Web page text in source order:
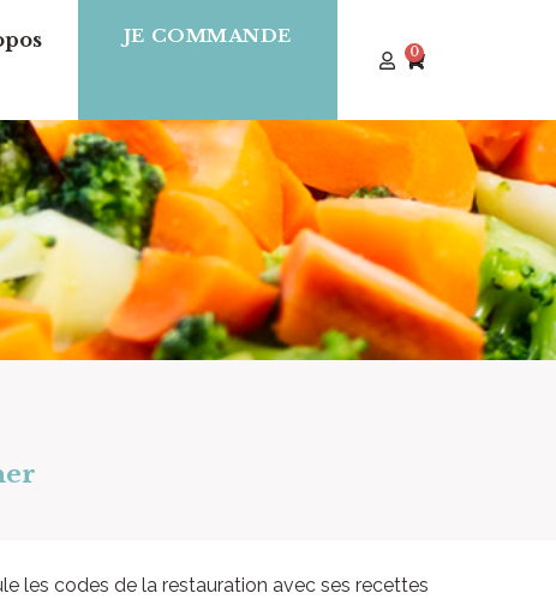
JE COMMANDE
0
les codes de la restauration avec ses recettes